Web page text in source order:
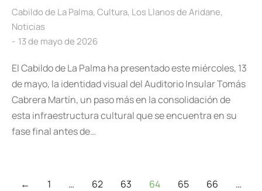
Cabildo de La Palma, Cultura, Los Llanos de Aridane,
Noticias
13 de mayo de 2026
El Cabildo de La Palma ha presentado este miércoles, 13
de mayo, la identidad visual del Auditorio Insular Tomás
Cabrera Martín, un paso más en la consolidación de
esta infraestructura cultural que se encuentra en su
fase final antes de…
← 1 … 62 63 64 65 66
…